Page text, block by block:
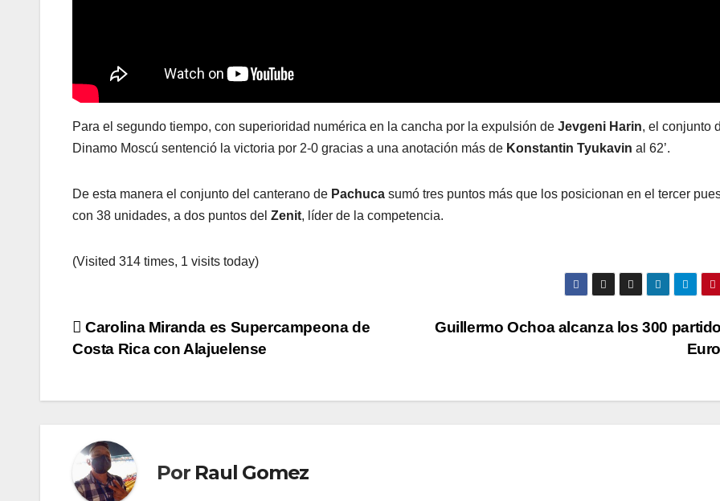
Para el segundo tiempo, con superioridad numérica en la cancha por la expulsión de Jevgeni Harin, el conjunto
Dinamo Moscú sentenció la victoria por 2-0 gracias a una anotación más de Konstantin Tyukavin al 62’.
De esta manera el conjunto del canterano de Pachuca sumó tres puntos más que los posicionan en el tercer
con 38 unidades, a dos puntos del Zenit, líder de la competencia.
(Visited 314 times, 1 visits today)
Navegación
entradas
Guillermo Ochoa alcanza los 300
Carolina Miranda es Supercampeona de
Costa Rica con Alajuelense
Por Raul Gomez